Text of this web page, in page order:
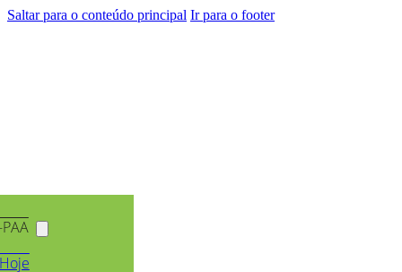
Saltar para o conteúdo principal Ir para o footer